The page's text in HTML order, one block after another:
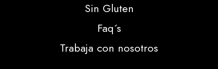
Sin Gluten
Faq´s
Trabaja con nosotros